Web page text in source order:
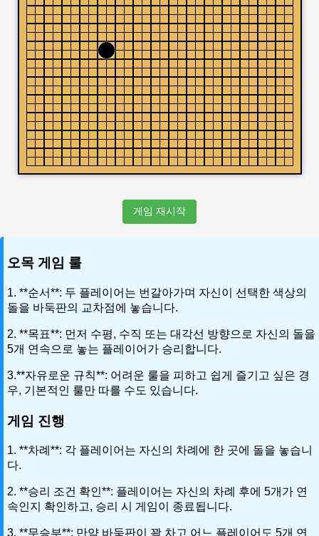
게임 재시작
오목 게임 룰
1. **순서**: 두 플레이어는 번갈아가며 자신이 선택한 색상의
돌을 바둑판의 교차점에 놓습니다.
2. **목표**: 먼저 수평, 수직 또는 대각선 방향으로 자신의 돌을
5개 연속으로 놓는 플레이어가 승리합니다.
3.**자유로운 규칙**: 어려운 룰을 피하고 쉽게 즐기고 싶은 경
우, 기본적인 룰만 따를 수도 있습니다.
게임 진행
1. **차례**: 각 플레이어는 자신의 차례에 한 곳에 돌을 놓습니
다.
2. **승리 조건 확인**: 플레이어는 자신의 차례 후에 5개가 연
속인지 확인하고, 승리 시 게임이 종료됩니다.
3. **무승부**: 만약 바둑판이 꽉 차고 어느 플레이어도 5개 연